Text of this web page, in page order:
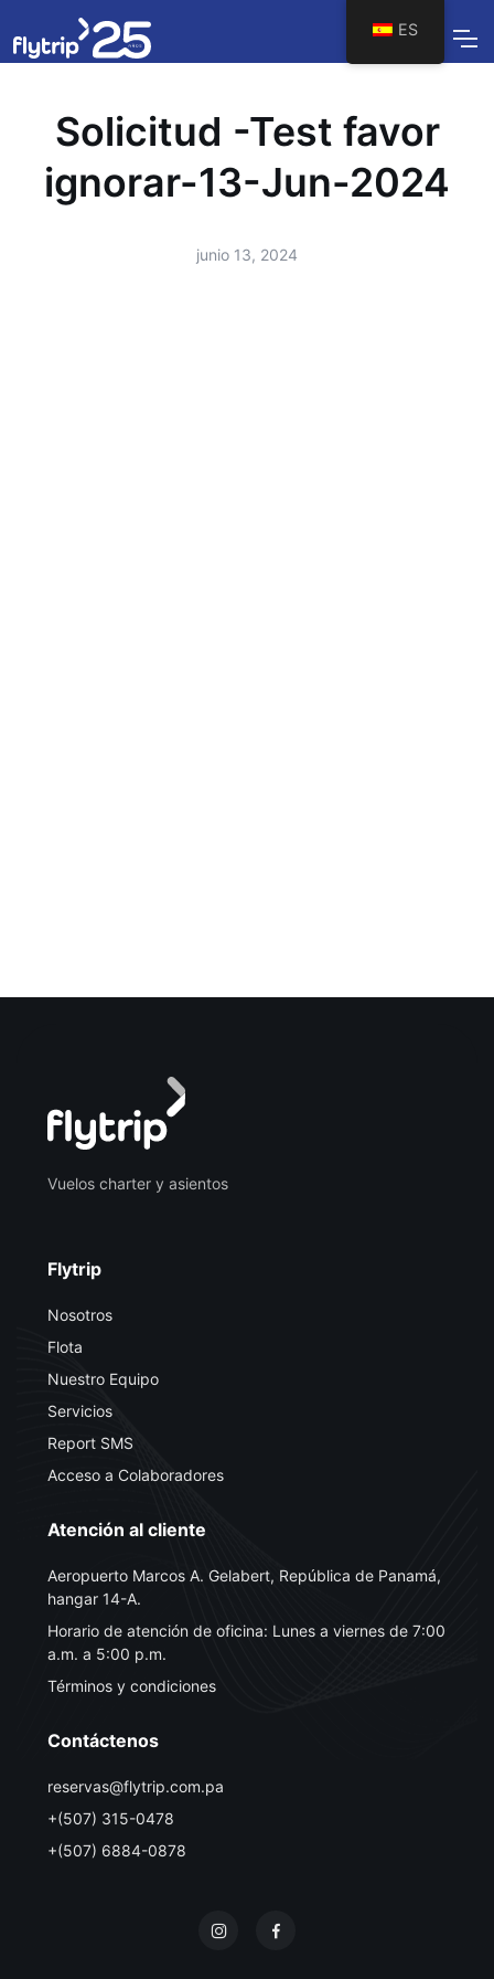
Solicitud -Test favor
ignorar-13-Jun-2024
junio 13, 2024
Vuelos charter y asientos
Flytrip
Nosotros
Flota
Nuestro Equipo
Servicios
Report SMS
Acceso a Colaboradores
Atención al cliente
Aeropuerto Marcos A. Gelabert, República de Panamá,
hangar 14-A.
Horario de atención de oficina: Lunes a viernes de 7:00
a.m. a 5:00 p.m.
Términos y condiciones
Contáctenos
reservas@flytrip.com.pa
+(507) 315-0478
+(507) 6884-0878
ES